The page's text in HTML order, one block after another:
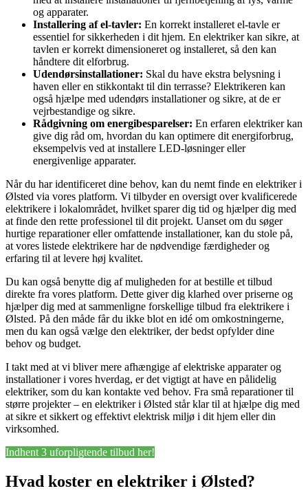
og apparater.
Installering af el-tavler: En korrekt installeret el-tavle er
essentiel for sikkerheden i dit hjem. En elektriker kan sikre, at
tavlen er korrekt dimensioneret og installeret, så den kan
håndtere dit elforbrug.
Udendørsinstallationer: Skal du have ekstra belysning i
haven eller en stikkontakt til din terrasse? Elektrikeren kan
også hjælpe med udendørs installationer og sikre, at de er
vejrbestandige og sikre.
Rådgivning om energibesparelser: En erfaren elektriker kan
give dig råd om, hvordan du kan optimere dit energiforbrug,
eksempelvis ved at installere LED-løsninger eller
energivenlige apparater.
Når du har identificeret dine behov, kan du nemt finde en elektriker i
Ølsted via vores platform. Vi tilbyder en oversigt over kvalificerede
elektrikere i lokalområdet, hvilket sparer dig tid og hjælper dig med
at finde den rette professionel til dit projekt. Uanset om du søger
hurtige reparationer eller omfattende installationer, kan du stole på,
at vores listede elektrikere har de nødvendige færdigheder og
erfaring til at levere høj kvalitet.
Du kan også benytte dig af muligheden for at bestille et tilbud
direkte fra vores platform. Dette giver dig klarhed over priserne og
hjælper dig med at sammenligne forskellige tilbud fra elektrikere i
Ølsted. På den måde får du ikke blot en idé om omkostningerne,
men du kan også vælge den elektriker, der bedst opfylder dine
behov og budget.
I takt med at vi bliver mere afhængige af elektriske apparater og
installationer i vores hverdag, er det vigtigt at have en pålidelig
elektriker, som du kan kontakte ved behov. Fra små reparationer til
større projekter – en elektriker i Ølsted står klar til at hjælpe dig med
at sikre et sikkert og effektivt elektrisk miljø i dit hjem eller din
virksomhed.
Indhent 3 uforpligtende tilbud her!
Hvad koster en elektriker i Ølsted?